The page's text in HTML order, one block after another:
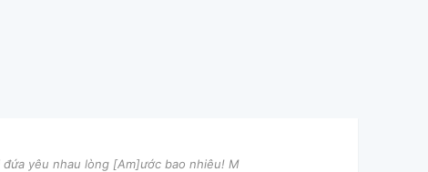
yêu nhau lòng [Am]ước bao nhiêu! M